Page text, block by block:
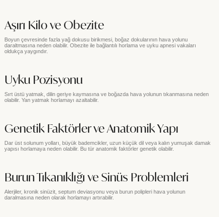
Aşırı Kilo ve Obezite
Boyun çevresinde fazla yağ dokusu birikmesi, boğaz dokularının hava yolunu
daraltmasına neden olabilir. Obezite ile bağlantılı horlama ve uyku apnesi vakaları
oldukça yaygındır.
Uyku Pozisyonu
Sırt üstü yatmak, dilin geriye kaymasına ve boğazda hava yolunun tıkanmasına neden
olabilir. Yan yatmak horlamayı azaltabilir.
Genetik Faktörler ve Anatomik Yapı
Dar üst solunum yolları, büyük bademcikler, uzun küçük dil veya kalın yumuşak damak
yapısı horlamaya neden olabilir. Bu tür anatomik faktörler genetik olabilir.
Burun Tıkanıklığı ve Sinüs Problemleri
Alerjiler, kronik sinüzit, septum deviasyonu veya burun polipleri hava yolunun
daralmasına neden olarak horlamayı artırabilir.